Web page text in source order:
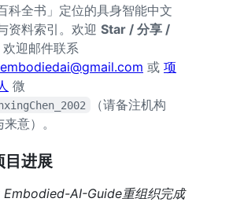
科全书」定位的具身智能中文
资料索引。欢迎 Star / 分享 /
欢迎邮件联系
或 项
微
（请备注机构
意）。
目进展
AI-Guide重组织完成